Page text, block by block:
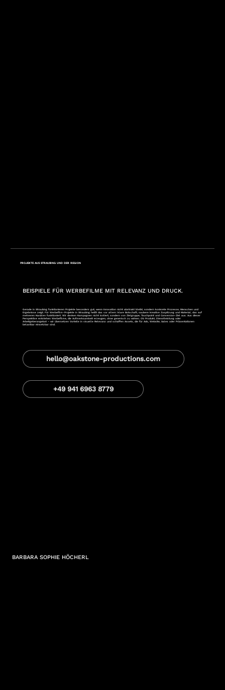
PROJEKTE AUS STRAUBING UND DER REGION
BEISPIELE FÜR WERBEFILME MIT RELEVANZ UND DRUCK.
Gerade in Straubing funktionieren Projekte besonders gut, wenn Innovation nicht abstrakt bleibt, sondern konkrete Prozesse, Menschen und
Ergebnisse zeigt. Für Werbefilm-Projekte in Straubing heißt das vor allem: klare Botschaft, saubere kreative Zuspitzung und Material, das auf
mehreren Kanälen funktioniert. Wir denken Kampagnen nicht isoliert, sondern von Zielgruppe, Touchpoint und Conversion-Ziel aus. Aus dieser
Perspektive entstehen Werbefilme, die Aufmerksamkeit erzeugen, ohne generisch zu wirken. Ob Produkt, Dienstleistung oder
Arbeitgeberangebot – wir übersetzen Vorteile in visuelle Relevanz und schaffen Assets, die für Ads, Website, Sales oder Präsentationen
belastbar einsetzbar sind.
hello@oakstone-productions.com
+49 941 6963 8779
BARBARA SOPHIE HÖCHERL